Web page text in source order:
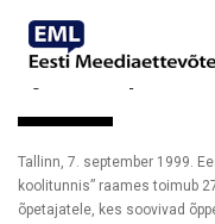
Tallinn, 7. september 1999.
koolitunnis” raames toimub
õpetajatele, kes soovivad